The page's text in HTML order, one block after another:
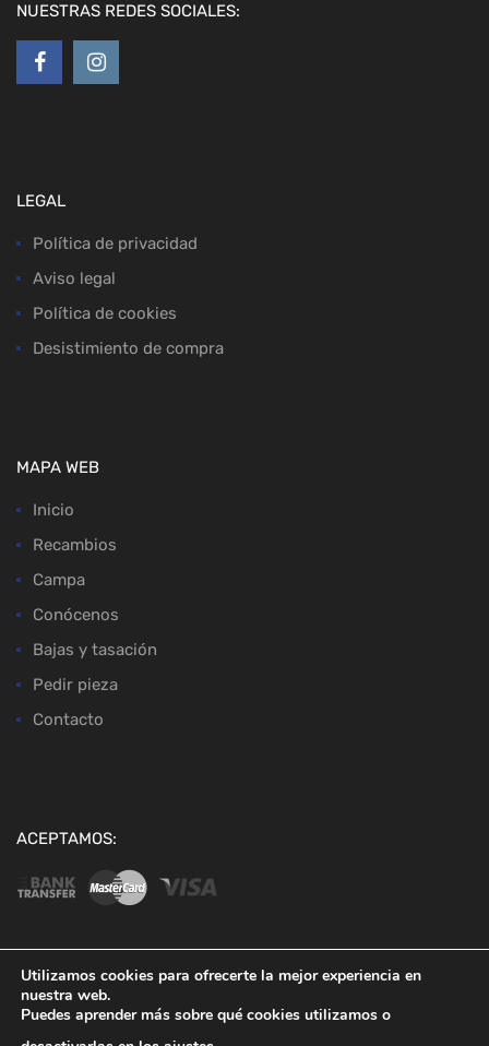
NUESTRAS REDES SOCIALES:
LEGAL
Política de privacidad
Aviso legal
Política de cookies
Desistimiento de compra
MAPA WEB
Inicio
Recambios
Campa
Conócenos
Bajas y tasación
Pedir pieza
Contacto
ACEPTAMOS:
Utilizamos cookies para ofrecerte la mejor experiencia en
nuestra web.
Puedes aprender más sobre qué cookies utilizamos o